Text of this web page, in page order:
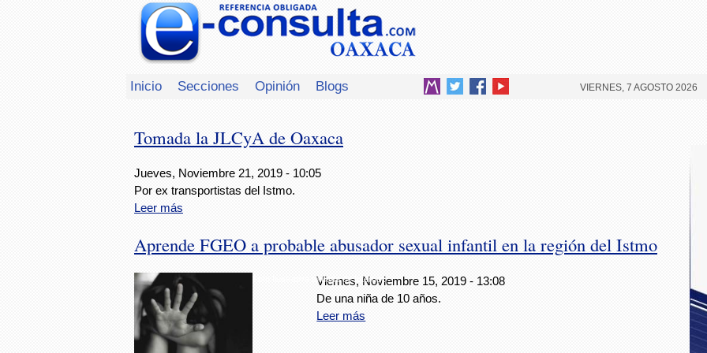
Inicio Secciones Opinión Blogs VIERNES, 7 AGOSTO 2026
Tomada la JLCyA de Oaxaca
Jueves, Noviembre 21, 2019 - 10:05
Por ex transportistas del Istmo.
Leer más
Aprende FGEO a probable abusador sexual infantil en la región del Istmo
Foto Ilustrativa tomada de Internet.
Viernes, Noviembre 15, 2019 - 13:08
De una niña de 10 años.
Leer más